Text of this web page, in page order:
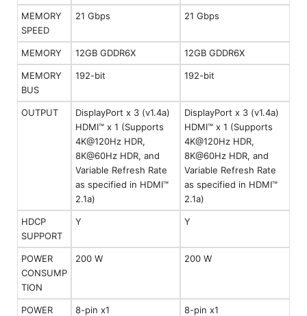
MEMORY
SPEED
21 Gbps 21 Gbps
MEMORY 12GB GDDR6X 12GB GDDR6X
MEMORY
BUS
192-bit 192-bit
OUTPUT
DisplayPort x 3 (v1.4a)
HDMI™ x 1 (Supports
4K@120Hz HDR,
8K@60Hz HDR, and
Variable Refresh Rate
as specified in HDMI™
2.1a)
DisplayPort x 3 (v1.4a)
HDMI™ x 1 (Supports
4K@120Hz HDR,
8K@60Hz HDR, and
Variable Refresh Rate
as specified in HDMI™
2.1a)
HDCP
SUPPORT
Y Y
POWER
CONSUMP
TION
200 W 200 W
POWER
8-pin x1 8-pin x1